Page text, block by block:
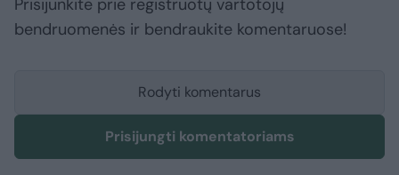
Prisijunkite prie registruotų vartotojų
bendruomenės ir bendraukite komentaruose!
Rodyti komentarus
Prisijungti komentatoriams